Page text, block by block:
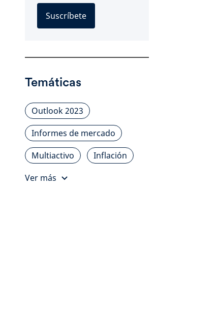
Suscríbete
Temáticas
Outlook 2023
Informes de mercado
Multiactivo
Inflación
Ver más